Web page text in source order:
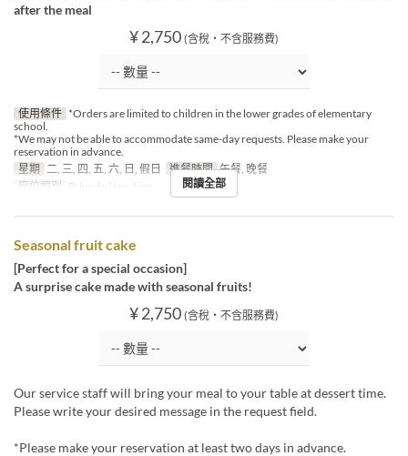
after the meal
¥ 2,750 (含稅・不含服務費)
使用條件 *Orders are limited to children in the lower grades of elementary
school.
*We may not be able to accommodate same-day requests. Please make your
reservation in advance.
星期 二, 三, 四, 五, 六, 日, 假日 進餐時間 午餐, 晚餐
座位類別 Prive de Lien, Lien 閱讀全部
Seasonal fruit cake
[Perfect for a special occasion]
A surprise cake made with seasonal fruits!
¥ 2,750 (含稅・不含服務費)
Our service staff will bring your meal to your table at dessert time.
Please write your desired message in the request field.
*Please make your reservation at least two days in advance.